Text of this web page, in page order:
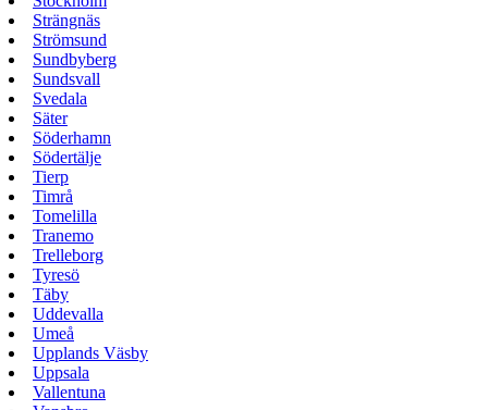
Strängnäs
Strömsund
Sundbyberg
Sundsvall
Svedala
Säter
Söderhamn
Södertälje
Tierp
Timrå
Tomelilla
Tranemo
Trelleborg
Tyresö
Täby
Uddevalla
Umeå
Upplands Väsby
Uppsala
Vallentuna